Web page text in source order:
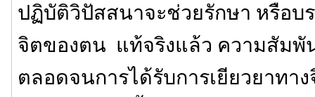
ปฏิบัติวิปัสสนาจะช่วยรักษา หรือบ
จิตของตน แท้จริงแล้ว ความสัม
ตลอดจนการได้รับการเยียวยาทา